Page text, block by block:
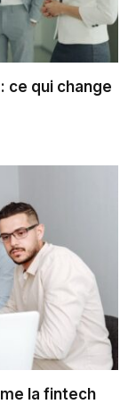
ce qui change
la fintech